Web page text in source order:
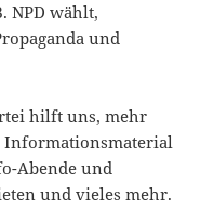
NPD wählt,
und
hilft uns, mehr
Informationsmaterial
Abende und
und vieles mehr.